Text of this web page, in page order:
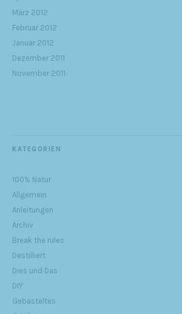
März 2012
Februar 2012
Januar 2012
Dezember 2011
November 2011
KATEGORIEN
100% Natur
Allgemein
Anleitungen
Archiv
Break the rules
Destilliert
Dies und Das
DIY
Gebasteltes